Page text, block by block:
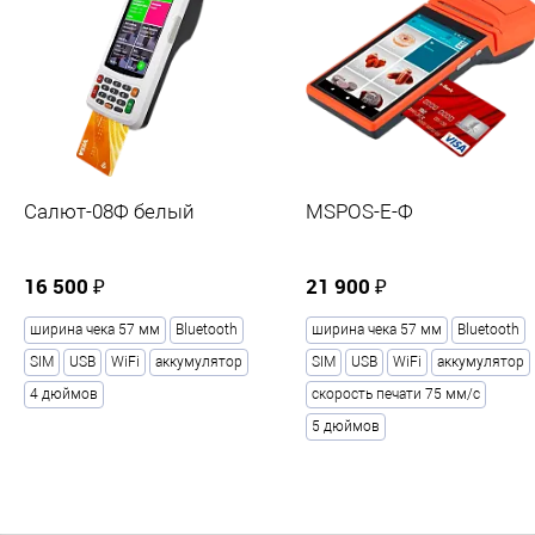
?
Термопринтер
Печать реквизитов покупателя
Количество камер
ОС
Салют-08Ф белый
16 500 ₽
ширина чека 57 мм
Bluetooth
SIM
USB WiFi
аккумулятор
4 дюймов
MSPOS-E-Ф
21 900 ₽
ширина чека 57 мм
Bluetooth
SIM
USB WiFi
аккумулятор
скорость печати 75 мм/с
5 дюймов